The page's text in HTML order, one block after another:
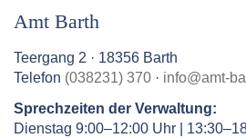
Amt Barth
Teergang 2 · 18356 Barth
Telefon (038231) 370 · info@amt-
Sprechzeiten der Verwaltung:
Dienstag 9:00–12:00 Uhr |